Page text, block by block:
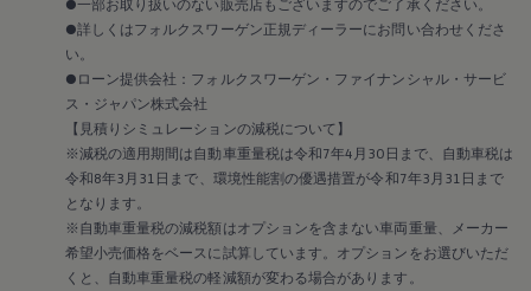
2017
2016
リコール関連情報
セーフティ マイスター
●詳しくはフォルクスワーゲン正規ディーラーにお問い合わせくださ
い。
●ローン提供会社：フォルクスワーゲン・ファイナンシャル・サービ
ス・ジャパン株式会社
【見積りシミュレーションの減税について】
※減税の適用期間は自動車重量税は令和7年4月30日まで、自動車税は
令和8年3月31日まで、環境性能割の優遇措置が令和7年3月31日まで
となります。
※自動車重量税の減税額はオプションを含まない車両重量、メーカー
希望小売価格をベースに試算しています。オプションをお選びいただ
くと、自動車重量税の軽減額が変わる場合があります。